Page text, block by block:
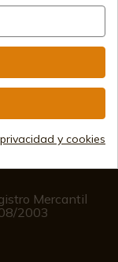
Mercantil
2003
y cookies